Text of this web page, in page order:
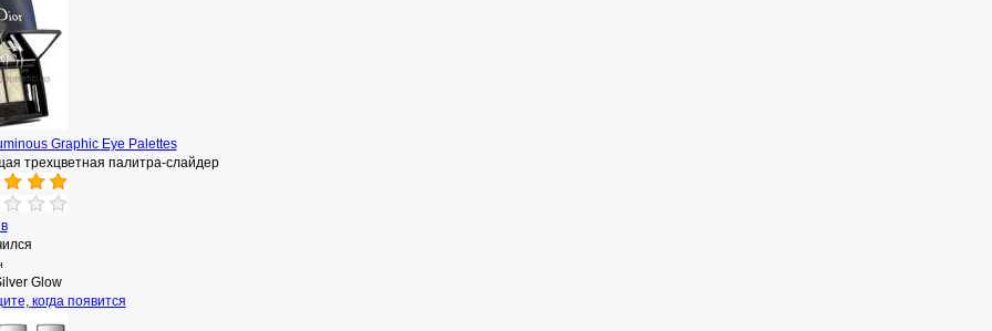
Graphic Eye Palettes
трехцветная палитра-слайдер
Glow
когда появится